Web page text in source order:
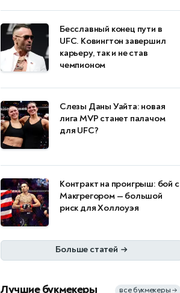
Бесславный конец пути в
UFC. Ковингтон завершил
карьеру, так и не став
чемпионом
Слезы Даны Уайта: новая
лига MVP станет палачом
для UFC?
Контракт на проигрыш: бой с
Макгрегором — большой
риск для Холлоуэя
Больше статей →
Лучшие букмекеры все букмекеры →